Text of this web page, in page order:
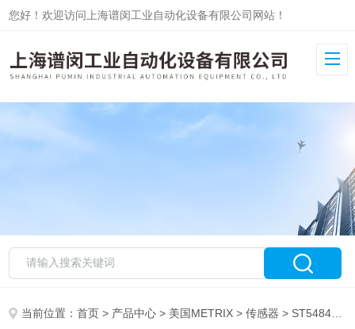
您好！欢迎访问上海谱闵工业自动化设备有限公司网站！
当前位置：首页 > 产品中心 > 美国METRIX >传感器 > ST5484E-121-0532-00METRIX振动传感器ST5484E-121系列产品资料